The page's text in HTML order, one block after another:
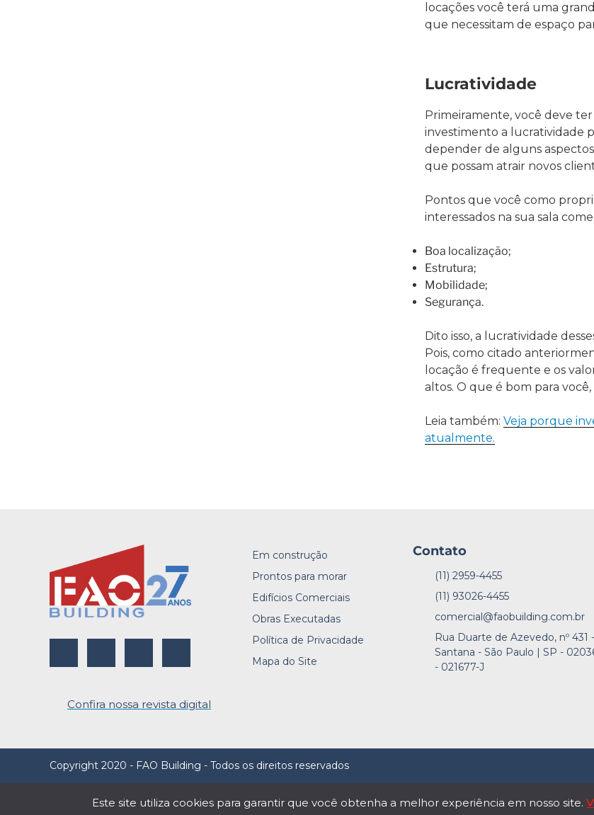
locações você terá uma
que necessitam de espaço
Lucratividade
Primeiramente, você deve
investimento a lucratividade
depender de alguns
que possam atrair novos
Pontos que você como
interessados na sua sala
Boa localização;
Estrutura;
Mobilidade;
Segurança.
Dito isso, a lucratividade
Pois, como citado
locação é frequente e os
altos. O que é bom para
Leia também: Veja porque
atualmente.
Confira nossa revista digital
Em construção
Prontos para morar
Edifícios Comerciais
Obras Executadas
Política de Privacidade
Mapa do Site
Contato
(11) 2959-4455
(11) 93026-4455
comercial@faobuilding.com.br
Rua Duarte de Azevedo, nº 431
Santana - São Paulo | SP -
- 021677-J
Copyright 2020 - FAO Building - Todos os direitos reservados
Este site utiliza cookies para garantir que você obtenha a melhor experiência em nosso site.